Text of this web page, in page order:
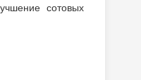
сотовых